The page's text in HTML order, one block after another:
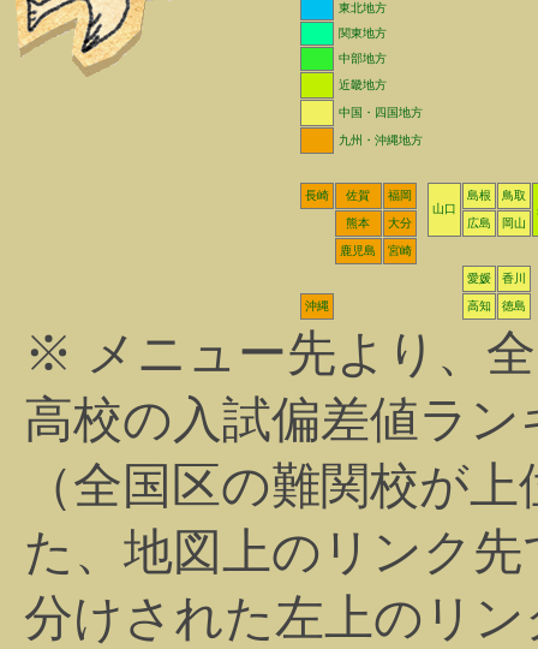
東北地方
関東地方
中部地方
近畿地方
中国・四国地方
九州・沖縄地方
長崎 佐賀
福岡
山口
島根
鳥取
熊本
大分 広島 岡山
鹿児島 宮崎
愛媛 香川
沖縄 高知 徳島
※ メニュー先より、
高校の入試偏差値ラ
（全国区の難関校が
た、地図上のリンク
分けされた左上のリ